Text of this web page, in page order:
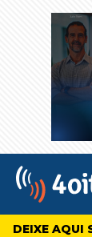
4oito
DEIXE AQUI